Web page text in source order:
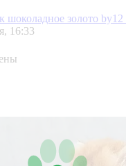
шоколадное золото by12
16:33